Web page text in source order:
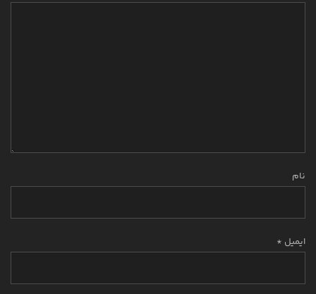
نام
ایمیل *